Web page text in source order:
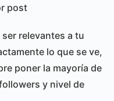
post
relevantes a tu
lo que se ve,
poner la mayoría de
y nivel de